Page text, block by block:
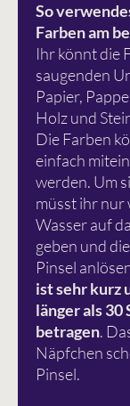
So
Farben am
Ihr könnt die
saugenden
Papier,
Holz und
Die Farben
einfach
werden. Um
müsst ihr nur
Wasser auf
geben und
Pinsel
ist sehr kurz
länger als 30
betragen.
Näpfchen
Pinsel.